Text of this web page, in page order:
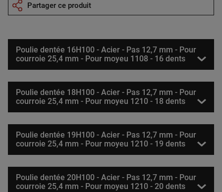
Partager ce produit
Poulie dentée 16H100 - Acier - Pas 12,7 mm - Pour
courroie 25,4 mm - Pour moyeu 1108 - 16 dents
Poulie dentée 18H100 - Acier - Pas 12,7 mm - Pour
courroie 25,4 mm - Pour moyeu 1210 - 18 dents
Poulie dentée 19H100 - Acier - Pas 12,7 mm - Pour
courroie 25,4 mm - Pour moyeu 1210 - 19 dents
Poulie dentée 20H100 - Acier - Pas 12,7 mm - Pour
courroie 25,4 mm - Pour moyeu 1210 - 20 dents